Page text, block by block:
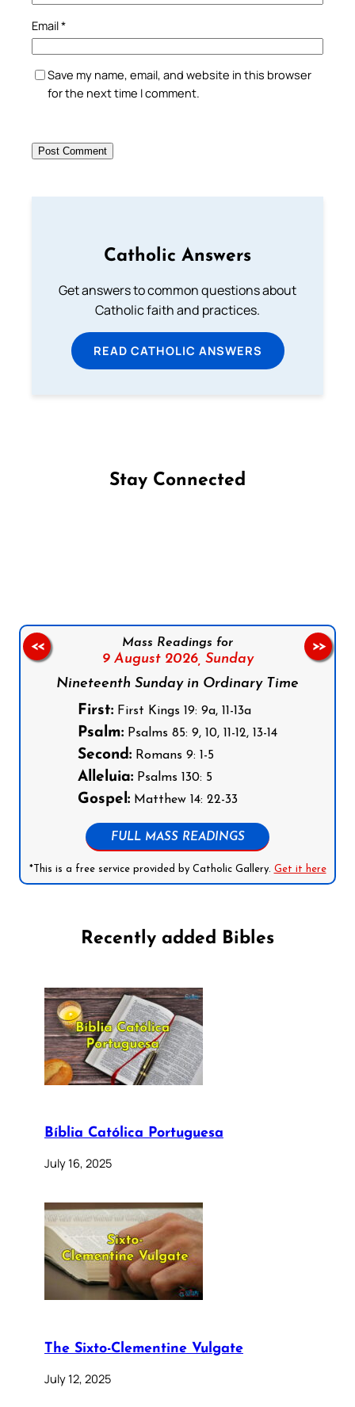
Email*
Save my name, email, and website in this browser
for the next time I comment.
Catholic Answers
Get answers to common questions about
Catholic faith and practices.
READ CATHOLIC ANSWERS
Stay Connected
Mass Readings for
9 August 2026, Sunday
Nineteenth Sunday in Ordinary Time
First: First Kings 19: 9a, 11-13a
Psalm: Psalms 85: 9, 10, 11-12, 13-14
Second: Romans 9: 1-5
Alleluia: Psalms 130: 5
Gospel: Matthew 14: 22-33
FULL MASS READINGS
*This is a free service provided by Catholic Gallery. Get it here
<< >>
Recently added Bibles
Bíblia Católica Portuguesa
July 16, 2025
The Sixto-Clementine Vulgate
July 12, 2025